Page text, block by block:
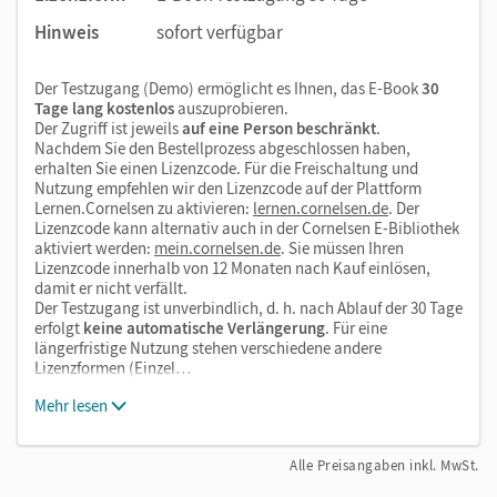
Videos
Simulationen
bewegte Grafiken
Hinweis
sofort verfügbar
Der Testzugang (Demo) ermöglicht es Ihnen, das E-Book30
Tage lang kostenlosauszuprobieren.
Der Zugriff ist jeweilsauf eine Person beschränkt.
Nachdem Sie den Bestellprozess abgeschlossen haben,
erhalten Sie einen Lizenzcode. Für die Freischaltung und
Nutzung empfehlen wir den Lizenzcode auf der Plattform
Lernen.Cornelsen zu aktivieren: lernen.cornelsen.de. Der
Lizenzcode kann alternativ auch in der Cornelsen E-Bibliothek
aktiviert werden: mein.cornelsen.de. Sie müssen Ihren
Lizenzcode innerhalb von 12 Monaten nach Kauf einlösen,
damit er nicht verfällt.
Der Testzugang ist unverbindlich, d. h. nach Ablauf der 30 Tage
erfolgt keine automatische Verlängerung. Für eine
längerfristige Nutzung stehen verschiedene andere
Lizenzformen (Einzel…
Mehr lesen
Alle Preisangaben inkl. MwSt.